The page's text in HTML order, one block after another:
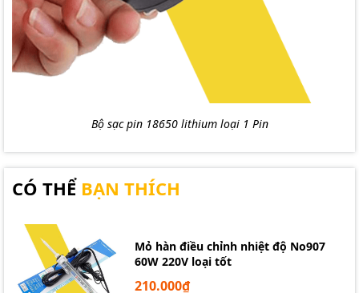
Bộ sạc pin 18650 lithium loại 1 Pin
CÓ THỂ BẠN THÍCH
Mỏ hàn điều chỉnh nhiệt độ No907
60W 220V loại tốt
210.000₫